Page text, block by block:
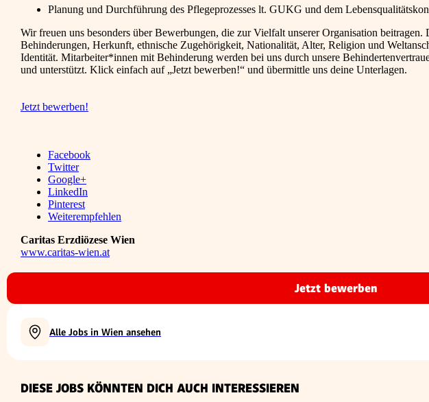
Planung und Durchführung des Pflegeprozesses lt. GUKG und dem
Wir freuen uns besonders über Bewerbungen, die zur Vielfalt unserer Organisation beitragen.
Behinderungen, Herkunft, ethnische Zugehörigkeit, Nationalität, Alter, Religion und
Identität. Mitarbeiter*innen mit Behinderung werden bei uns durch unsere
und unterstützt. Klick einfach auf „Jetzt bewerben!“ und übermittle uns deine Unterlagen.
Jetzt bewerben!
Facebook
Twitter
Google+
LinkedIn
Pinterest
Weiterempfehlen
Caritas Erzdiözese Wien
www.caritas-wien.at
Jetzt bewerben
Alle Jobs in Wien ansehen
DIESE JOBS KÖNNTEN DICH AUCH INTERESSIEREN